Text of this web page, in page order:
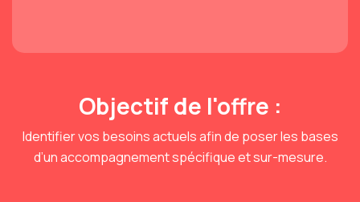
Objectif de l'offre :
Identifier vos besoins actuels afin de poser les bases
d’un accompagnement spécifique et sur-mesure.